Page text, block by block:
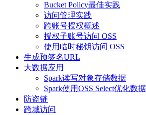
Bucket Policy最佳实践
访问管理实践
跨账号授权概述
授权子账号访问 OSS
使用临时秘钥访问 OSS
生成预签名URL
大数据应用
Spark读写对象存储数据
Spark使用OSS Select优化数
防盗链
跨域访问